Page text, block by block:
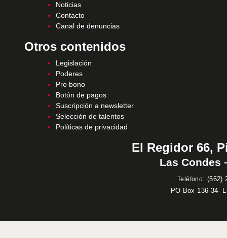
Noticias
Contacto
Canal de denuncias
Otros contenidos
Legislación
Poderes
Pro bono
Botón de pagos
Suscripción a newsletter
Selección de talentos
Políticas de privacidad
El Regidor 66,
Las Condes
Teléfono: (562)
PO Box 136-34-